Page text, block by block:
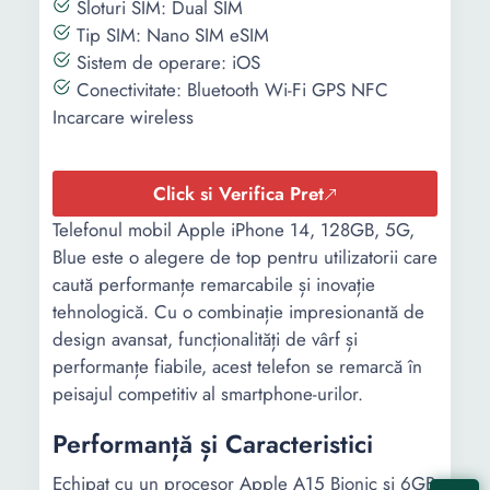
Functii display: True tone Haptic touch
2,000,000:1 contrast ratio
HDR display Wide color
(P3) 1000 nits (typical),
1600 nits peak
nits peak brightness
(outdoor)
Memorie
interna:
256 GB
Memorie RAM: 6 GB
Standard Wi-
Fi:
802.11ax 2x2
Porturi:
Lightning
Numar
3
Sloturi SIM: Dual SIM
Tip SIM: Nano SIM eSIM
Sistem de operare: iOS
Conectivitate: Bluetooth Wi-Fi GPS NFC
Incarcare wireless
Click si Verifica Pret
Telefonul mobil Apple iPhone 14, 128GB, 5G,
Blue este o alegere de top pentru utilizatorii care
caută performanțe remarcabile și inovație
tehnologică. Cu o combinație impresionantă de
design avansat, funcționalități de vârf și
performanțe fiabile, acest telefon se remarcă în
peisajul competitiv al smartphone-urilor.
Performanță și Caracteristici
Echipat cu un procesor Apple A15 Bionic și 6GB